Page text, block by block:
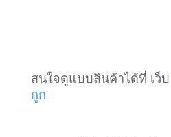
สนใจดูแบบสินค้าได้ที่ เว็บ
ถูก